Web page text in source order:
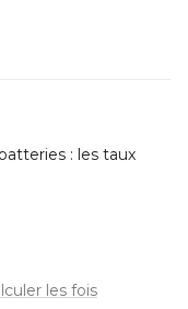
: les taux
les fois